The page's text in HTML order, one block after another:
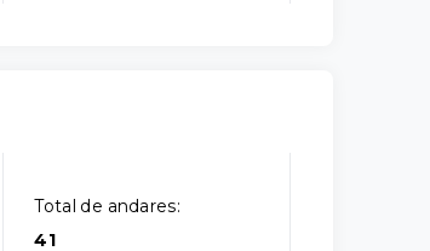
Total de andares:
41